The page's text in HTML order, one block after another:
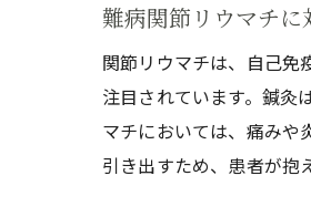
難病関節リウマチ
関節リウマチは、自己免
注目されています。鍼灸
マチにおいては、痛みや
引き出すため、患者が抱